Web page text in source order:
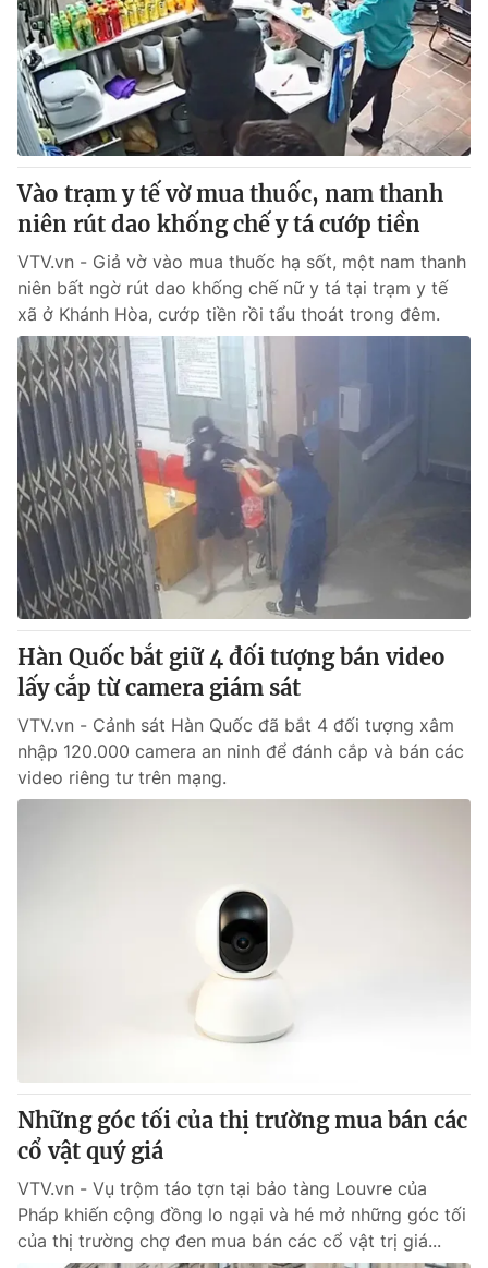
Vào trạm y tế vờ mua thuốc, nam thanh
niên rút dao khống chế y tá cướp tiền
VTV.vn - Giả vờ vào mua thuốc hạ sốt, một nam thanh
niên bất ngờ rút dao khống chế nữ y tá tại trạm y tế
xã ở Khánh Hòa, cướp tiền rồi tẩu thoát trong đêm.
Hàn Quốc bắt giữ 4 đối tượng bán video
lấy cắp từ camera giám sát
VTV.vn - Cảnh sát Hàn Quốc đã bắt 4 đối tượng xâm
nhập 120.000 camera an ninh để đánh cắp và bán các
video riêng tư trên mạng.
Những góc tối của thị trường mua bán các
cổ vật quý giá
VTV.vn - Vụ trộm táo tợn tại bảo tàng Louvre của
Pháp khiến cộng đồng lo ngại và hé mở những góc tối
của thị trường chợ đen mua bán các cổ vật trị giá...